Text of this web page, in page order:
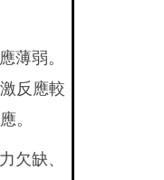
薄弱。
反應較
。
欠缺、